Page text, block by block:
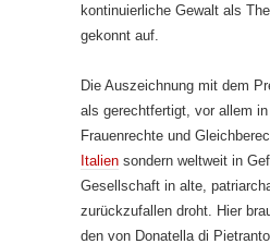
kontinuierliche Gewalt als
gekonnt auf.
Die Auszeichnung mit dem
als gerechtfertigt, vor allem
Frauenrechte und
Italien sondern weltweit in
Gesellschaft in alte,
zurückzufallen droht. Hier
den von Donatella di